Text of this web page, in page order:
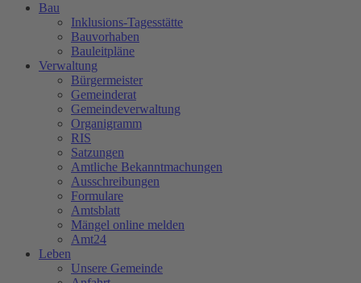
Bau
Inklusions-Tagesstätte
Bauvorhaben
Bauleitpläne
Verwaltung
Bürgermeister
Gemeinderat
Gemeindeverwaltung
Organigramm
RIS
Satzungen
Amtliche Bekanntmachungen
Ausschreibungen
Formulare
Amtsblatt
Mängel online melden
Amt24
Leben
Unsere Gemeinde